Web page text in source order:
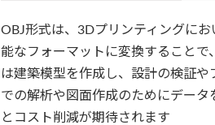
OBJ形式は、3Dプリンティングに
能なフォーマットに変換することで
は建築模型を作成し、設計の検証
での解析や図面作成のためにデー
とコスト削減が期待されます